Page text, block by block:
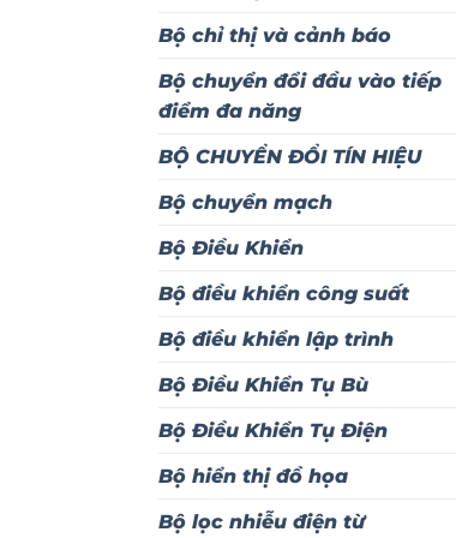
Bộ chỉ thị và cảnh báo
Bộ chuyển đổi đầu vào tiếp
điểm đa năng
BỘ CHUYỂN ĐỔI TÍN HIỆU
Bộ chuyển mạch
Bộ Điều Khiển
Bộ điều khiển công suất
Bộ điều khiển lập trình
Bộ Điều Khiển Tụ Bù
Bộ Điều Khiển Tụ Điện
Bộ hiển thị đồ họa
Bộ lọc nhiễu điện từ